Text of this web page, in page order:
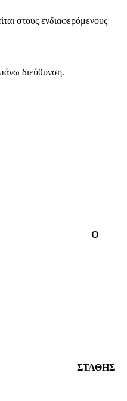
στους ενδιαφερόμενους
διεύθυνση.
Ο
ΣΤΑΘΗΣ